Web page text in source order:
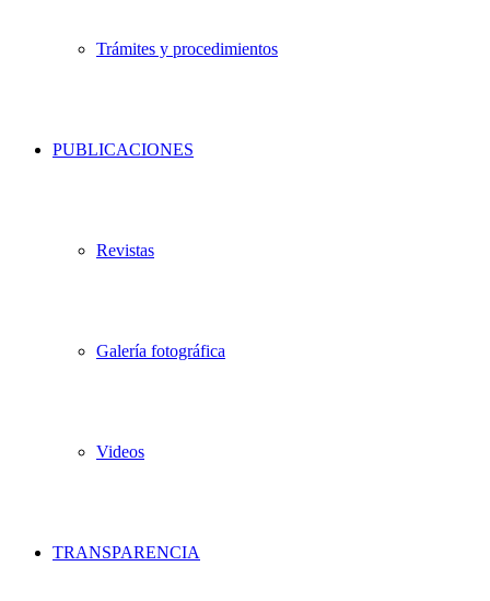
Trámites y procedimientos
PUBLICACIONES
Revistas
Galería fotográfica
Videos
TRANSPARENCIA